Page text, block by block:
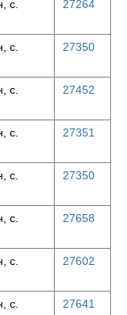
с.
27264
с.
27350
с.
27452
с.
27351
с.
27350
с.
27658
с.
27602
с.
27641